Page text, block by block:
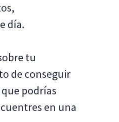
día.
tu
de conseguir
podrías
en una